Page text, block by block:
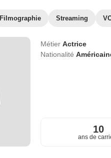
Filmographie Streaming
Métier Actrice
Nationalité
10
ans de